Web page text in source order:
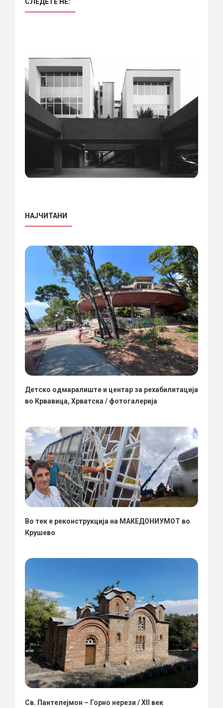
НАЈЧИТАНИ
Детско одмаралиште и центар за рехабилитација
во Крвавица, Хрватска / фотогалерија
Во тек е реконструкција на МАКЕДОНИУМОТ во
Крушево
Св. Пантелејмон – Горно нерези / XII век